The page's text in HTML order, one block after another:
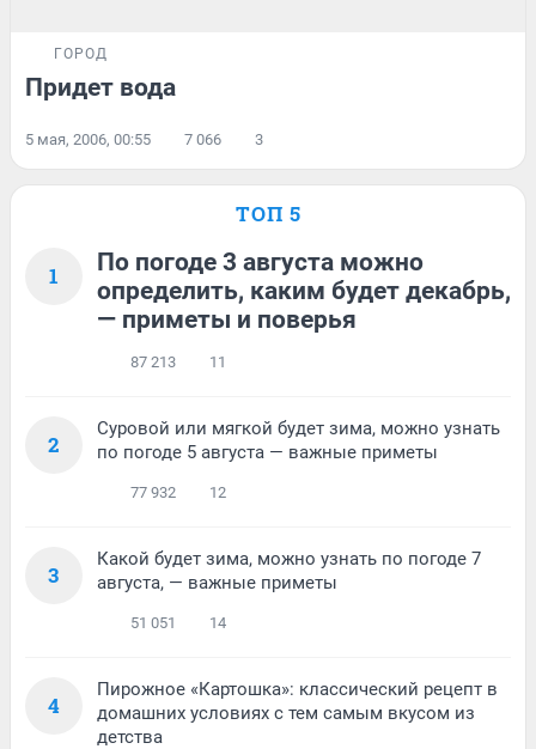
ГОРОД
Придет вода
5 мая, 2006, 00:55 7 066 3
ТОП 5
1
По погоде 3 августа можно
определить, каким будет декабрь,
— приметы и поверья
87 213 11
2
Суровой или мягкой будет зима, можно узнать
по погоде 5 августа — важные приметы
77 932 12
3
Какой будет зима, можно узнать по погоде 7
августа, — важные приметы
51 051 14
4
Пирожное «Картошка»: классический рецепт в
домашних условиях с тем самым вкусом из
детства